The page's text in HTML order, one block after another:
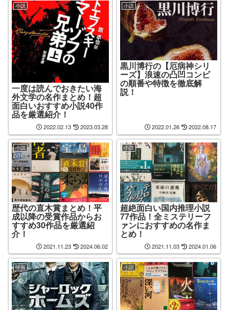
小説
一度は読んでおきたい海
外文学の名作まとめ！超
面白いおすすめ小説40作
品を厳選紹介！
2022.02.13 2023.03.28
小説
黒川博行の【厄病神シリ
ーズ】浪速の凸凹コンビ
の順番や特徴を徹底解
説！
2022.01.26 2022.08.17
小説
歴代の直木賞まとめ！平
成以降の受賞作品からお
すすめ30作品を厳選紹
介！
2021.11.23 2024.06.02
小説
超絶面白い国内推理小説
77作品！全ミステリーフ
ァンにおすすめの名作ま
とめ！
2021.11.03 2024.01.06
映画 小説